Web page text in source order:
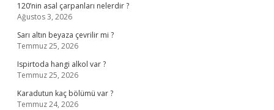
120’nin asal çarpanları nelerdir ?
Ağustos 3, 2026
Sarı altın beyaza çevrilir mi ?
Temmuz 25, 2026
Ispirtoda hangi alkol var ?
Temmuz 25, 2026
Karadutun kaç bölümü var ?
Temmuz 24, 2026